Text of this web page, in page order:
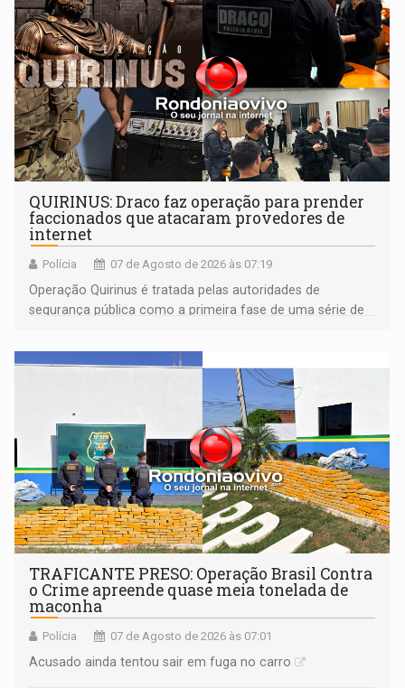
QUIRINUS: Draco faz operação para prender
faccionados que atacaram provedores de
internet
Polícia 07 de Agosto de 2026 às 07:19
Operação Quirinus é tratada pelas autoridades de
segurança pública como a primeira fase de uma série de
TRAFICANTE PRESO: Operação Brasil Contra
o Crime apreende quase meia tonelada de
maconha
Polícia 07 de Agosto de 2026 às 07:01
Acusado ainda tentou sair em fuga no carro